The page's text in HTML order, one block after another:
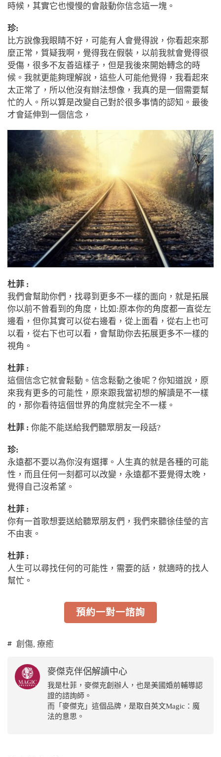
時候，其實它也慢慢的會敲動你信念這一塊。
珍:
比方說像我眼睛不好，可能有人會覺得說，你看起來那
麼正常，質疑我啊，覺得我在假裝，以前我就會覺得很
受傷，很多不友善這樣子，但是我後來開始轉念的時
候。我就更能夠理解說，這些人可能他覺得，我看起來
太正常了，所以他沒有辦法想像，我真的是一個需要幫
忙的人。所以算是改變自己對於很多事情的認知。最後
才會延伸到一個信念，
杜菲 :
我們會幫助你們，找尋到更多不一樣的面向，就是拓展
你以前不曾看到的角度，比如:原本你的角度都一直從左
邊看，但你其實可以從右邊看，從上面看，從右上也可
以看，從右下也可以看，會幫助你去拓展更多不一樣的
視角。
杜菲 :
這個信念它就會鬆動。信念鬆動之後呢？你知道說，原
來我有更多的可能性，原來跟我當初想的解讀是不一樣
的，那你看待這個世界的角度就完全不一樣。
杜菲 : 你能不能送給我們聽眾朋友一段話?
珍:
永遠都不要以為你沒有選擇。人生真的就是各種的可能
性，而且任何一刻都可以改變，永遠都不要覺得太晚，
覺得自己沒希望。
杜菲 :
你有一首歌想要送給聽眾朋友們，我們來聽徐佳瑩的言
不由衷。
杜菲 :
人生可以尋找任何的可能性，需要的話，就適時的找人
幫忙。
預約一對一諮詢
創傷, 療癒
麥傑克伴侶解讀中心
我是杜菲，麥傑克創辦人，也是美國婚前輔導認
證的諮詢師。
而「麥傑克」這個品牌，是取自英文Magic：魔
法的意思。